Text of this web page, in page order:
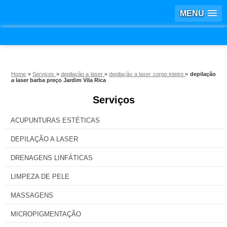
MENU
Home »Serviços » depilação a laser»depilação a laser corpo inteiro» depilação
a laser barba preço Jardim Vila Rica
Serviços
ACUPUNTURAS ESTÉTICAS
DEPILAÇÃO A LASER
DRENAGENS LINFÁTICAS
LIMPEZA DE PELE
MASSAGENS
MICROPIGMENTAÇÃO